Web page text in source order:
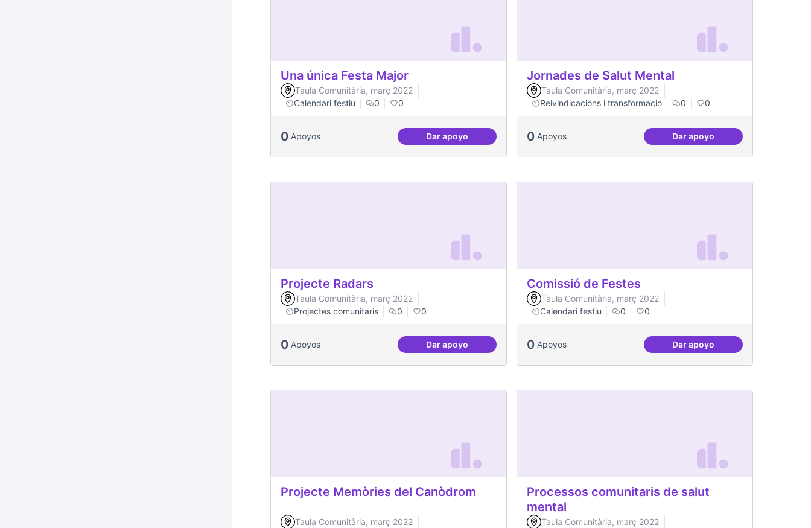
Una única Festa Major
Taula Comunitària, març 2022
Calendari festiu
0 0
0 Apoyos Dar apoyoUna única Festa Major
Jornades de Salut Mental
Taula Comunitària, març 2022
Reivindicacions i transformació
0 0
0 Apoyos Dar apoyoJornades de Salut Mental
Projecte Radars
Taula Comunitària, març 2022
Projectes comunitaris
0 0
0 Apoyos Dar apoyoProjecte Radars
Comissió de Festes
Taula Comunitària, març 2022
Calendari festiu
0 0
0 Apoyos Dar apoyoComissió de Festes
Projecte Memòries del Canòdrom
Taula Comunitària, març 2022
Processos comunitaris de salut
mental
Taula Comunitària, març 2022